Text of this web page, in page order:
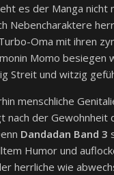
es der Manga nicht
Nebencharaktere
Oma mit ihren
Momo besiegen
Streit und witzig
menschliche
nach der
Dandadan Band 3
Humor und
herrliche wie